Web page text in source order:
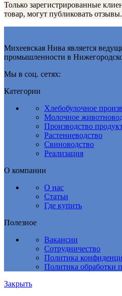
Только зарегистрированные
товар, могут публиковать отзывы.
Михеевская Нива является
промышленности в
Мы в соц. сетях:
Категории
Хлебобулочное
Молочное
Производство
Растениеводство
Свиноводство
Реализация
О компании
О нас
Статьи
Где купить
Полезное
Вакансии
Сотрудничество
Политика
Политика обработки
Закрыть